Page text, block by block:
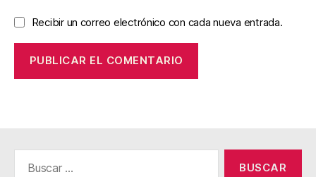
Recibir un correo electrónico con cada nueva entrada.